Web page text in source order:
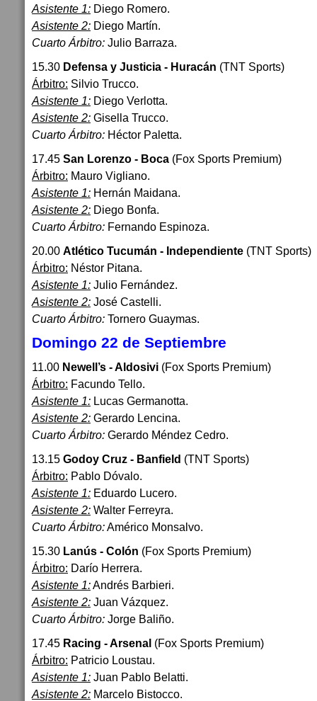
Asistente 1: Diego Romero.
Asistente 2: Diego Martín.
Cuarto Árbitro: Julio Barraza.
15.30 Defensa y Justicia - Huracán (TNT Sports)
Árbitro: Silvio Trucco.
Asistente 1: Diego Verlotta.
Asistente 2: Gisella Trucco.
Cuarto Árbitro: Héctor Paletta.
17.45 San Lorenzo - Boca (Fox Sports Premium)
Árbitro: Mauro Vigliano.
Asistente 1: Hernán Maidana.
Asistente 2: Diego Bonfa.
Cuarto Árbitro: Fernando Espinoza.
20.00 Atlético Tucumán - Independiente (TNT Sports)
Árbitro: Néstor Pitana.
Asistente 1: Julio Fernández.
Asistente 2: José Castelli.
Cuarto Árbitro: Tornero Guaymas.
Domingo 22 de Septiembre
11.00 Newell’s - Aldosivi (Fox Sports Premium)
Árbitro: Facundo Tello.
Asistente 1: Lucas Germanotta.
Asistente 2: Gerardo Lencina.
Cuarto Árbitro: Gerardo Méndez Cedro.
13.15 Godoy Cruz - Banfield (TNT Sports)
Árbitro: Pablo Dóvalo.
Asistente 1: Eduardo Lucero.
Asistente 2: Walter Ferreyra.
Cuarto Árbitro:Américo Monsalvo.
15.30 Lanús - Colón (Fox Sports Premium)
Árbitro: Darío Herrera.
Asistente 1:Andrés Barbieri.
Asistente 2: Juan Vázquez.
Cuarto Árbitro: Jorge Baliño.
17.45 Racing - Arsenal (Fox Sports Premium)
Árbitro: Patricio Loustau.
Asistente 1: Juan Pablo Belatti.
Asistente 2: Marcelo Bistocco.